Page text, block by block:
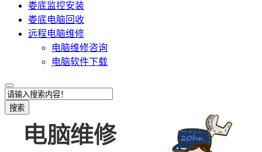
娄底监控安装
娄底电脑回收
远程电脑维修
电脑维修咨询
电脑软件下载
搜索